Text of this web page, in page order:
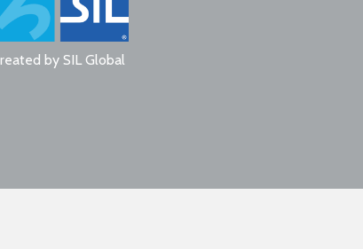
by SIL Global